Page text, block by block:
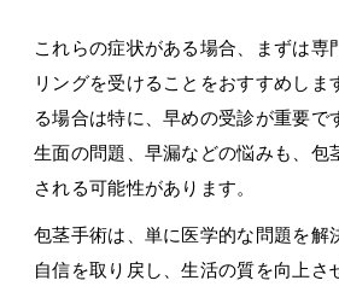
これらの症状がある場合、まずは専
リングを受けることをおすすめしま
る場合は特に、早めの受診が重要で
生面の問題、早漏などの悩みも、包
される可能性があります。
包茎手術は、単に医学的な問題を解
自信を取り戻し、生活の質を向上さ